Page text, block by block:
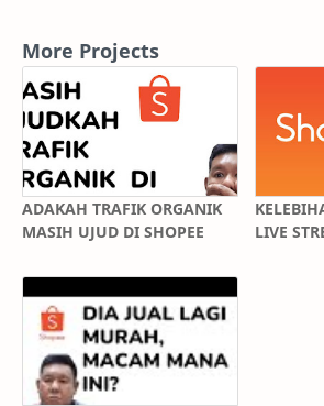
More Projects
ADAKAH TRAFIK ORGANIK
MASIH UJUD DI SHOPEE
LIVE